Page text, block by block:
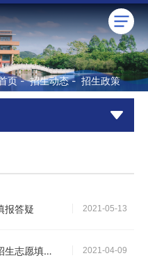
页-招生动态-招生政策
2021-05-13
报答疑
2021-04-09
2021年普通高等学校春季考试招生志愿填报热点问答